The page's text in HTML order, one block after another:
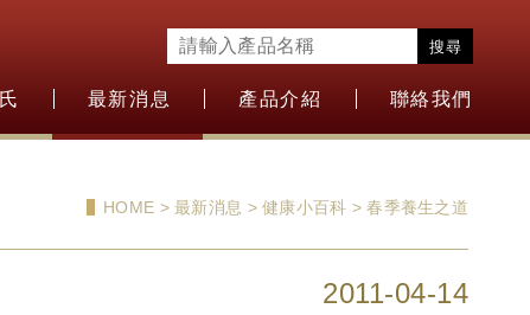
搜尋
最新消息 產品介紹 聯絡我們
HOME > 最新消息 > 健康小百科 > 春季養生之道
2011-04-14